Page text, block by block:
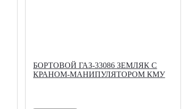
БОРТОВОЙ ГАЗ-33086 ЗЕМЛЯК С
КРАНОМ-МАНИПУЛЯТОРОМ КМУ